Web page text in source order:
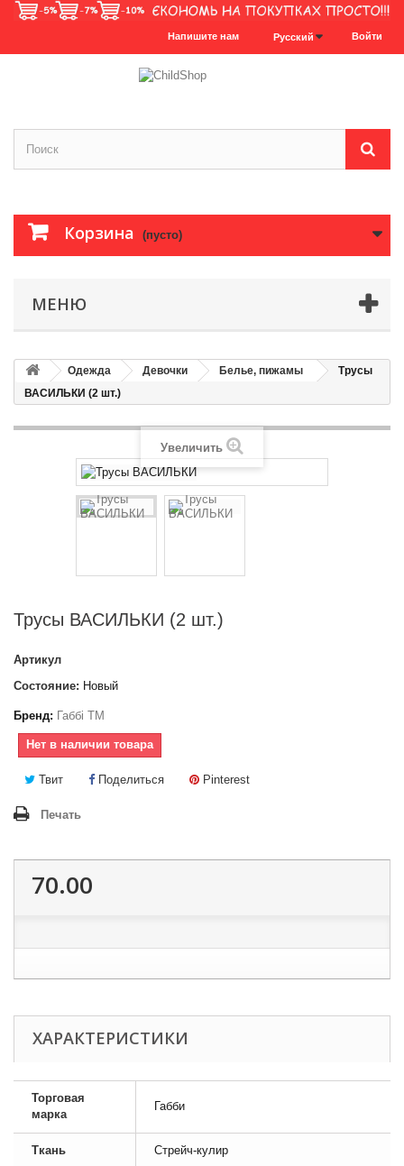
Войти
Русский
Напишите нам
Корзина (пусто)
МЕНЮ
Одежда Девочки Белье, пижамы
Трусы
ВАСИЛЬКИ (2 шт.)
Увеличить
Трусы ВАСИЛЬКИ (2 шт.)
Артикул
Состояние: Новый
Бренд: Габбі ТМ
Нет в наличии товара
Твит Поделиться Pinterest
Печать
70.00
ХАРАКТЕРИСТИКИ
Торговая
марка
Габби
Ткань Стрейч-кулир